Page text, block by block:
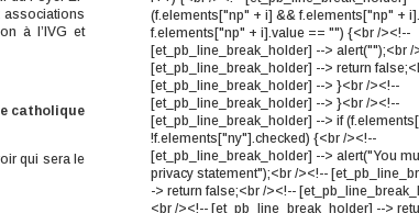
associations
à l’IVG et
catholique
qui sera le
(f.elements["np" + i] && f.elements["np" +
f.elements["np" + i].value == "") {<br /><!--
[et_pb_line_break_holder] --> alert("");<br /
[et_pb_line_break_holder] --> return
[et_pb_line_break_holder] --> }<br /><!--
[et_pb_line_break_holder] --> }<br /><!--
[et_pb_line_break_holder] --> if
!f.elements["ny"].checked) {<br /><!--
[et_pb_line_break_holder] --> alert("You
privacy statement");<br /><!--
-> return false;<br /><!--
<br /><!-- [et_pb_line_break_holder] -->